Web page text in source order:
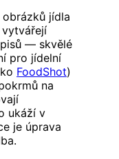
jídla
vytvářejí
— skvělé
pro jídelní
FoodShot)
na
ukáží v
je úprava